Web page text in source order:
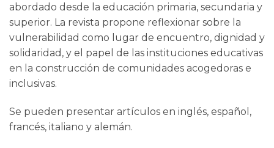
abordado desde la educación primaria, secundaria y
superior. La revista propone reflexionar sobre la
vulnerabilidad como lugar de encuentro, dignidad y
solidaridad, y el papel de las instituciones educativas
en la construcción de comunidades acogedoras e
inclusivas.
Se pueden presentar artículos en inglés, español,
francés, italiano y alemán.